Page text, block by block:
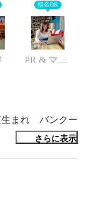
指名OK
PR & マーケティング
まれ　バンクー
さらに表示